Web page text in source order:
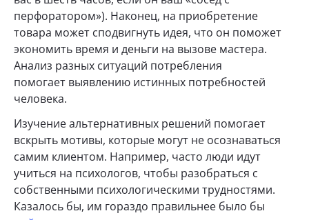
перфоратором»). Наконец, на приобретение
товара может сподвигнуть идея, что он поможет
экономить время и деньги на вызове мастера.
Анализ разных ситуаций потребления
помогает выявлению истинных потребностей
человека.
Изучение альтернативных решений помогает
вскрыть мотивы, которые могут не осознаваться
самим клиентом. Например, часто люди идут
учиться на психологов, чтобы разобраться с
собственными психологическими трудностями.
Казалось бы, им гораздо правильнее было бы